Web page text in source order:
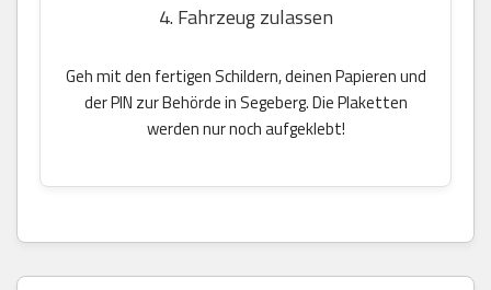
4. Fahrzeug zulassen
Geh mit den fertigen Schildern, deinen Papieren und
der PIN zur Behörde in Segeberg. Die Plaketten
werden nur noch aufgeklebt!